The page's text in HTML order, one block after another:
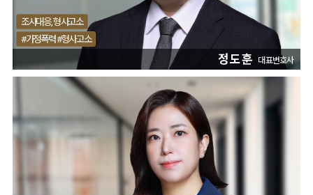
조사대응, 형사고소
#가정폭력 #형사고소
정도훈 대표변호사